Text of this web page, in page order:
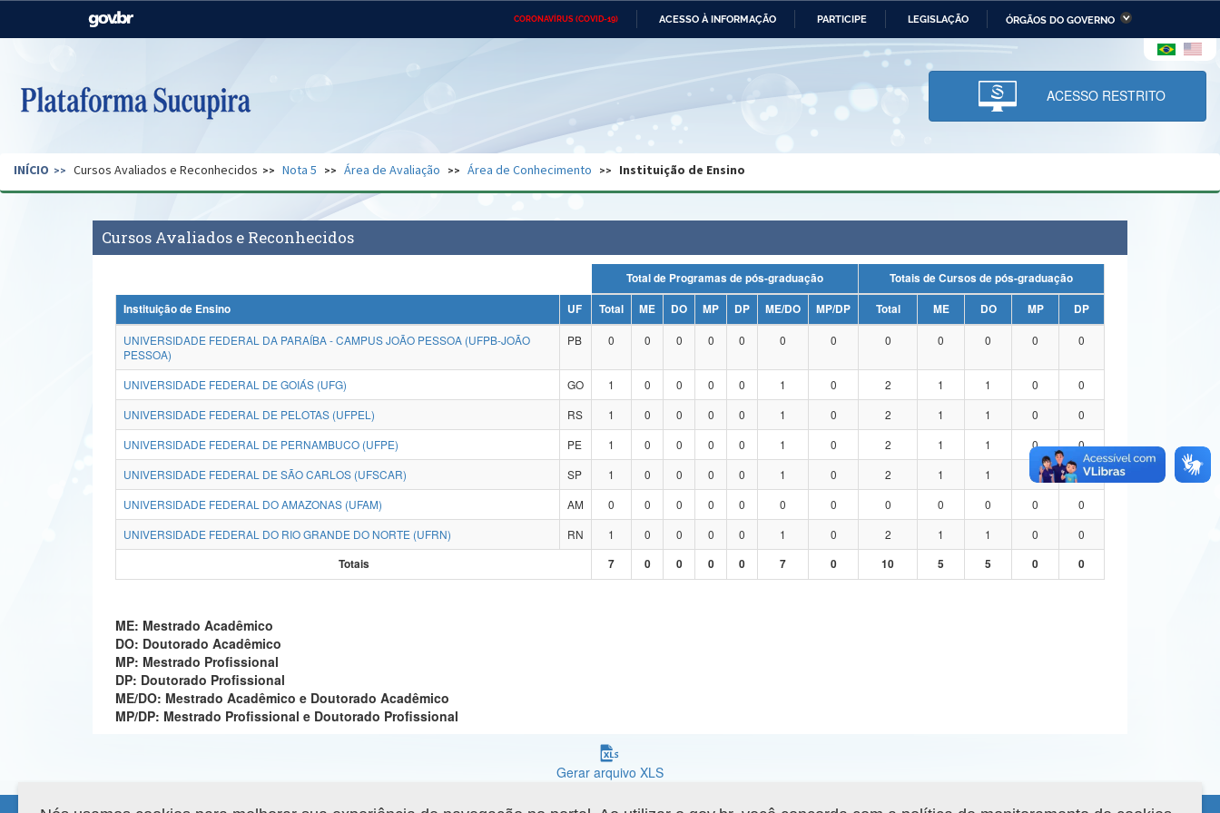
CORONAVÍRUS (COVID-19) ACESSO À INFORMAÇÃO PARTICIPE LEGISLAÇÃO ÓRGÃOS DO GOVERNO
Casa Civil Ministério das Relações Ministério da Economia Ministério da Infraestrutura
Pecuária e Abastecimento
Ministério da Ciência,
Tecnologia, Inovações e
Comunicações
Ministério do Desenvolvimento
Regional e dos Direitos Humanos
Secretaria de Governo Gabinete de Segurança Advocacia-Geral da União Banco Central do Brasil Planalto
ACESSO RESTRITO
INÍCIO Cursos Avaliados e Reconhecidos Nota 5 Área de Avaliação Área de Conhecimento Instituição de Ensino
Cursos Avaliados e Reconhecidos
Total de Programas de pós-graduação
Totais de Cursos de pós-graduação
Instituição de Ensino
UF Total ME DO MP DP ME/DO MP/DP Total ME DO MP
DP
UNIVERSIDADE FEDERAL DA PARAÍBA - CAMPUS JOÃO PESSOA (UFPB-JOÃO
PESSOA)
PB 0 0 0 0 0 0 0 0 0 0 0 0
UNIVERSIDADE FEDERAL DE GOIÁS (UFG) GO 1 0 0 0 0 1 0 2 1 1 0
0
UNIVERSIDADE FEDERAL DE PELOTAS (UFPEL)
RS 1 0 0 0 0 1 0 2 1 1 0
0
UNIVERSIDADE FEDERAL DE PERNAMBUCO (UFPE)
PE 1 0 0 0 0 1 0 2 1 1 0
0
UNIVERSIDADE FEDERAL DE SÃO CARLOS (UFSCAR)
SP 1 0 0 0 0 1 0 2 1 1
0
UNIVERSIDADE FEDERAL DO AMAZONAS (UFAM)
AM 0 0 0 0 0 0 0 0 0 0 0
0
UNIVERSIDADE FEDERAL DO RIO GRANDE DO NORTE (UFRN)
RN 1 0 0 0 0 1 0 2 1 1 0
0
Totais
7 0 0 0 0 7 0 10 5 5 0 0
ME: Mestrado Acadêmico
DO: Doutorado Acadêmico
MP: Mestrado Profissional
DP: Doutorado Profissional
ME/DO: Mestrado Acadêmico e Doutorado Acadêmico
MP/DP: Mestrado Profissional e Doutorado Profissional
Gerar arquivo XLS